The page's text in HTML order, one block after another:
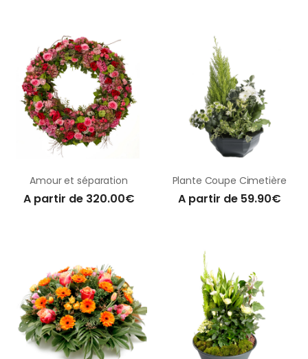
Amour et séparation
A partir de 320.00€
Plante Coupe Cimetière
A partir de 59.90€